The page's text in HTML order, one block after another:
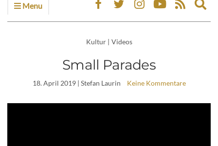
Menu
Kultur | Videos
Small Parades
18. April 2019| Stefan Laurin Keine Kommentare